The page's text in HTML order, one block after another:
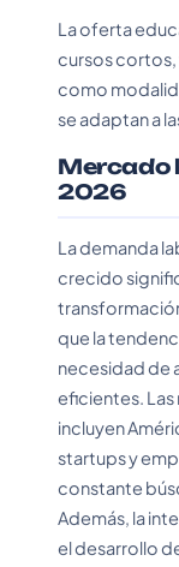
La oferta
cursos cortos,
como
se adaptan a
Mercado
2026
La demanda
crecido
que la
necesidad de
eficientes.
incluyen
startups y
constante
Además, la
el desarrollo